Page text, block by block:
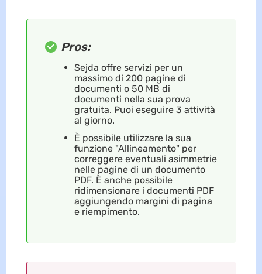
Pros:
Sejda offre servizi per un
massimo di 200 pagine di
documenti o 50 MB di
documenti nella sua prova
gratuita. Puoi eseguire 3 attività
al giorno.
È possibile utilizzare la sua
funzione "Allineamento" per
correggere eventuali asimmetrie
nelle pagine di un documento
PDF. È anche possibile
ridimensionare i documenti PDF
aggiungendo margini di pagina
e riempimento.